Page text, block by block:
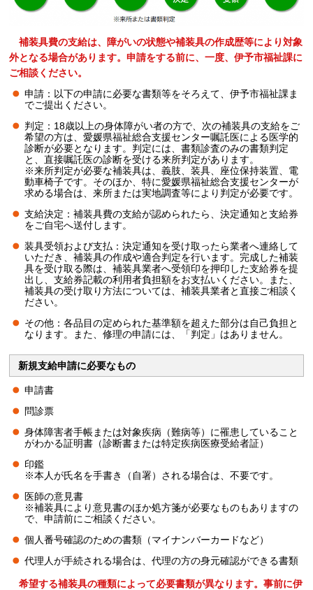
補装具費の支給は、障がいの状態や補装具の作成歴等により対象
外となる場合があります。申請をする前に、一度、伊予市福祉課に
ご相談ください。
申請：以下の申請に必要な書類等をそろえて、伊予市福祉課ま
でご提出ください。
判定：18歳以上の身体障がい者の方で、次の補装具の支給をご
希望の方は、愛媛県福祉総合支援センター嘱託医による医学的
診断が必要となります。判定には、書類診査のみの書類判定
と、直接嘱託医の診断を受ける来所判定があります。
※来所判定が必要な補装具は、義肢、装具、座位保持装置、電
動車椅子です。そのほか、特に愛媛県福祉総合支援センターが
求める場合は、来所または実地調査等により判定が必要です。
支給決定：補装具費の支給が認められたら、決定通知と支給券
をご自宅へ送付します。
装具受領および支払：決定通知を受け取ったら業者へ連絡して
いただき、補装具の作成や適合判定を行います。完成した補装
具を受け取る際は、補装具業者へ受領印を押印した支給券を提
出し、支給券記載の利用者負担額をお支払いください。また、
補装具の受け取り方法については、補装具業者と直接ご相談く
ださい。
その他：各品目の定められた基準額を超えた部分は自己負担と
なります。また、修理の申請には、「判定」はありません。
新規支給申請に必要なもの
申請書
問診票
身体障害者手帳または対象疾病（難病等）に罹患していること
がわかる証明書（診断書または特定疾病医療受給者証）
印鑑
※本人が氏名を手書き（自署）される場合は、不要です。
医師の意見書
※補装具により意見書のほか処方箋が必要なものもありますの
で、申請前にご相談ください。
個人番号確認のための書類（マイナンバーカードなど）
代理人が手続される場合は、代理の方の身元確認ができる書類
希望する補装具の種類によって必要書類が異なります。事前に伊